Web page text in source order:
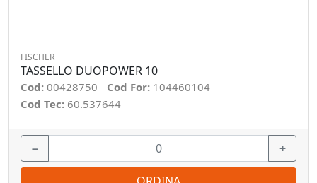
FISCHER
TASSELLO DUOPOWER 10
Cod: 00428750 Cod For: 104460104
Cod Tec: 60.537644
− +